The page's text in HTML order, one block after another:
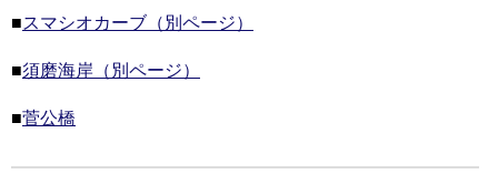
■スマシオカーブ（別ページ）
■須磨海岸（別ページ）
■菅公橋